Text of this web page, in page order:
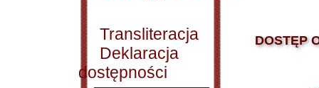
Transliteracja
Deklaracja
dostępności
DOSTĘP